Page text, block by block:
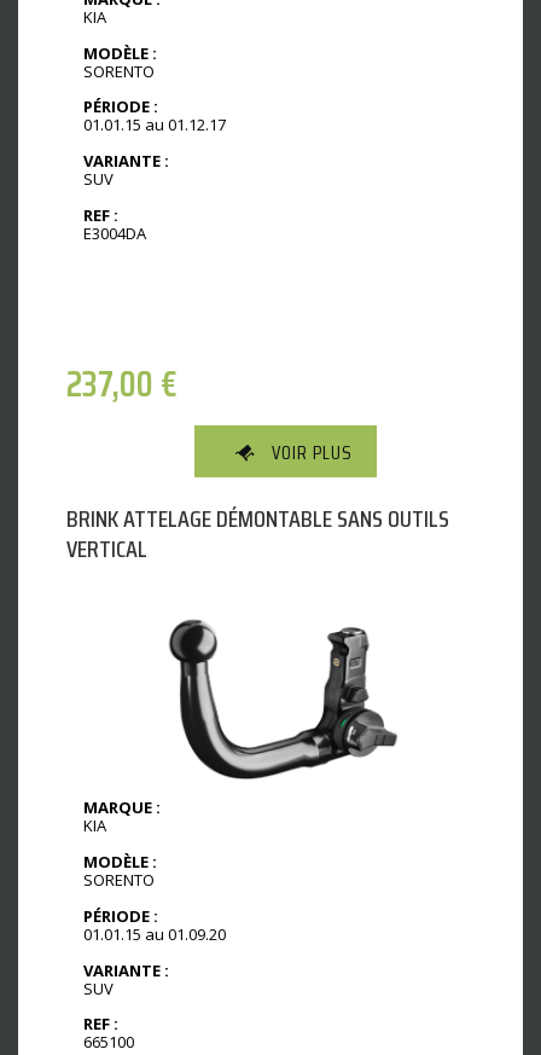
KIA
MODÈLE :
SORENTO
PÉRIODE :
01.01.15 au 01.12.17
VARIANTE :
SUV
REF :
E3004DA
237,00€
VOIR PLUS
BRINK ATTELAGE DÉMONTABLE SANS OUTILS
VERTICAL
MARQUE :
KIA
MODÈLE :
SORENTO
PÉRIODE :
01.01.15 au 01.09.20
VARIANTE :
SUV
REF :
665100